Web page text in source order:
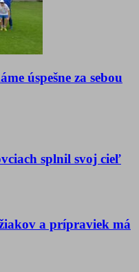
úspešne za sebou
splnil svoj cieľ
a prípraviek má